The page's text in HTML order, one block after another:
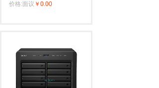
价格:面议 ￥0.00